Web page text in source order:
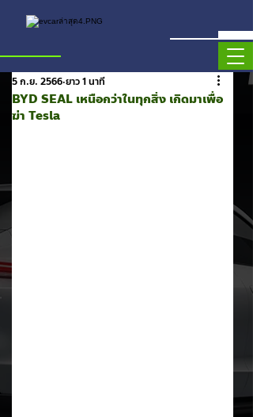
BYD SEAL เหนือกว่าในทุกสิ่ง เกิดมาเพื่อ
ฆ่า Tesla
5 ก.ย. 2566 ยาว 1 นาที